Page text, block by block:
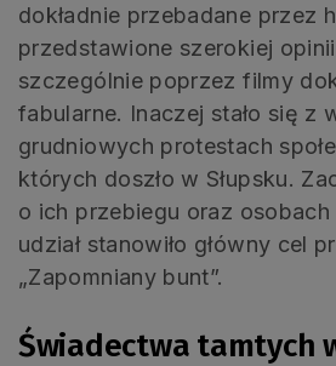
dokładnie przebadane przez
przedstawione szerokiej
szczególnie poprzez filmy
fabularne. Inaczej stało się z
grudniowych protestach
których doszło w Słupsku.
o ich przebiegu oraz
udział stanowiło główny cel
„Zapomniany bunt”.
Świadectwa tamtych